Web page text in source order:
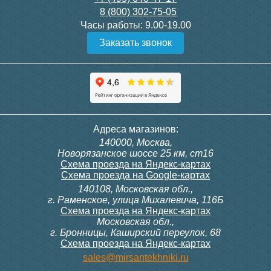
Конвектор ITT.080.200.1300
с решеткой GRILL.SGW-20-
Конвектор ITT.080.200.1000
с решеткой GRILL.SGW-20-
Конвектор ITT.080.200.1000
с решеткой GRILL.SGW-20-
Конвектор ITT.080.200.900 с
решеткой GRILL.SGA-20-
Подробнее Подробнее
300, 230В (врезной - квадр.
9 700
конвектора прямой itermic
ITFS
5 150
8 (800) 302-75-05
Часы работы: 9.00-19.00
Заказать звонок
Адреса магазинов:
140000, Москва,
Новорязанское шоссе 25 км, ст16
Схема проезда на Яндекс-картах
Схема проезда на Google-картах
140108, Московская обл.,
г. Раменское, улица Михалевича, 116Б
Схема проезда на Яндекс-картах
Московская обл.,
г. Бронницы, Каширский переулок, 68
Схема проезда на Яндекс-картах
sales@mirsantekhniki.ru